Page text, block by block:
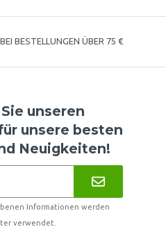
BESTELLUNGEN ÜBER 75 €
unseren
unsere besten
Neuigkeiten!
Informationen werden
verwendet.